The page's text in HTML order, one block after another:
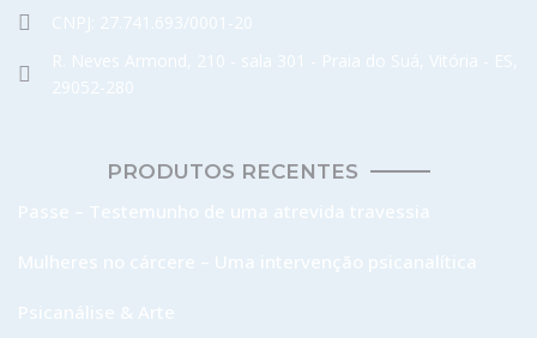
CNPJ: 27.741.693/0001-20
R. Neves Armond, 210 - sala 301 - Praia do Suá, Vitória - ES,
29052-280
PRODUTOS RECENTES
Passe – Testemunho de uma atrevida travessia
Mulheres no cárcere – Uma intervenção psicanalítica
Psicanálise & Arte